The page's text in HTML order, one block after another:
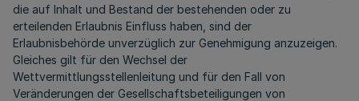
die auf Inhalt und Bestand der bestehenden oder zu
erteilenden Erlaubnis Einfluss haben, sind der
Erlaubnisbehörde unverzüglich zur Genehmigung anzuzeigen.
Gleiches gilt für den Wechsel der
Wettvermittlungsstellenleitung und für den Fall von
Veränderungen der Gesellschaftsbeteiligungen von